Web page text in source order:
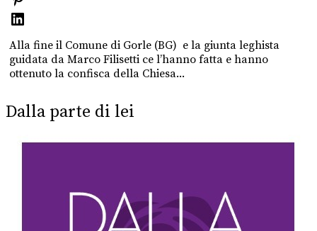
Alla fine il Comune di Gorle (BG) e la giunta leghista
guidata da Marco Filisetti ce l’hanno fatta e hanno
ottenuto la confisca della Chiesa...
Dalla parte di lei